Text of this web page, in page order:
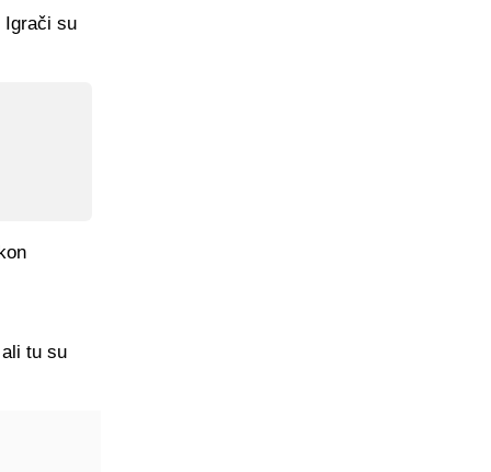
Igrači su
tu su